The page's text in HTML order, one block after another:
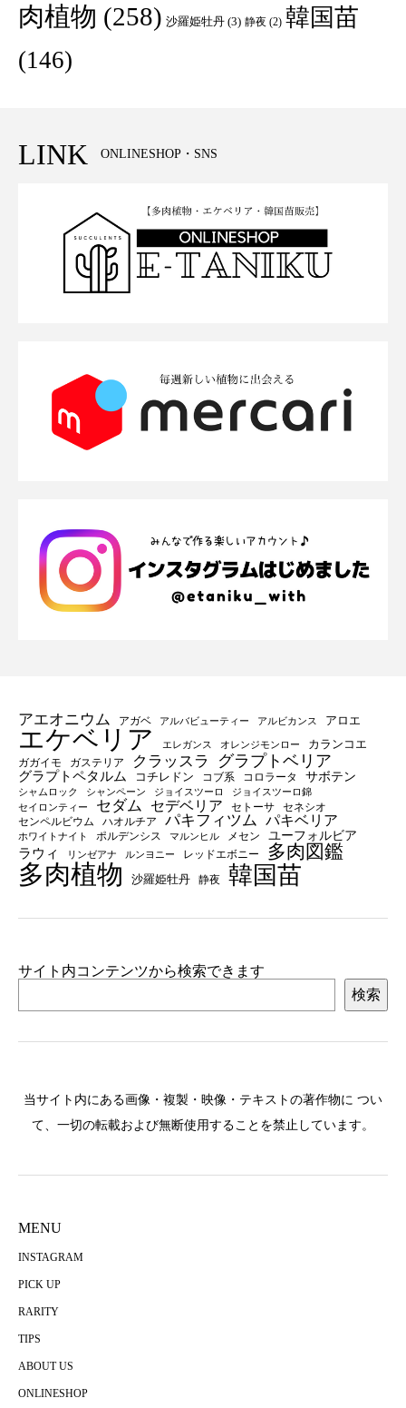
肉植物 (258) 沙羅姫牡丹 (3) 静夜 (2) 韓国苗
(146)
LINK ONLINESHOP・SNS
アエオニウム アガベ アルバビューティー アルビカンス アロエ
エケベリア エレガンス オレンジモンロー カランコエ
ガガイモ ガステリア クラッスラ グラプトベリア
グラプトペタルム コチレドン コブ系 コロラータ サボテン
シャムロック シャンペーン ジョイスツーロ
ジョイスツーロ錦
セイロンティー
セダム セデベリア セトーサ
セネシオ
センペルビウム
ハオルチア パキフィツム パキベリア
ホワイトナイト ポルデンシス マルンヒル メセン
ユーフォルビア
ラウィ
リンゼアナ ルンヨニー レッドエボニー 多肉図鑑
多肉植物 沙羅姫牡丹 静夜 韓国苗
サイト内コンテンツから検索できます
検索
当サイト内にある画像・複製・映像・テキストの著作物に つい
て、一切の転載および無断使用することを禁止しています。
MENU
INSTAGRAM
PICK UP
RARITY
TIPS
ABOUT US
ONLINESHOP